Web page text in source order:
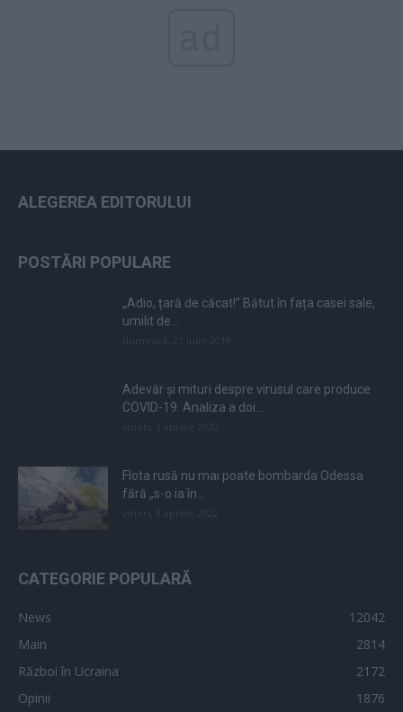
ALEGEREA EDITORULUI
POSTĂRI POPULARE
„Adio, țară de căcat!” Bătut în fața casei sale,
umilit de...
Adevăr și mituri despre virusul care produce
COVID-19. Analiza a doi...
Flota rusă nu mai poate bombarda Odessa
fără „s-o ia în...
CATEGORIE POPULARĂ
News
12042
Main
2814
Război în Ucraina
2172
Opinii
1876